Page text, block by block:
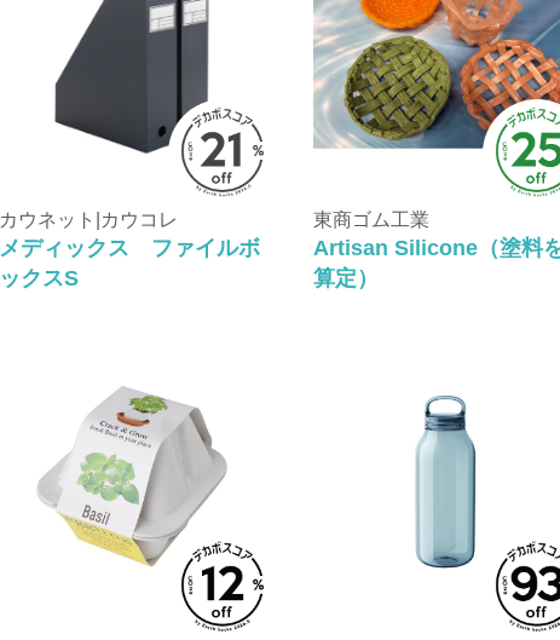
カウネット|カウコレ
メディックス ファイルボ
ックスS
東商ゴム工業
Artisan Silicone（塗料
算定）